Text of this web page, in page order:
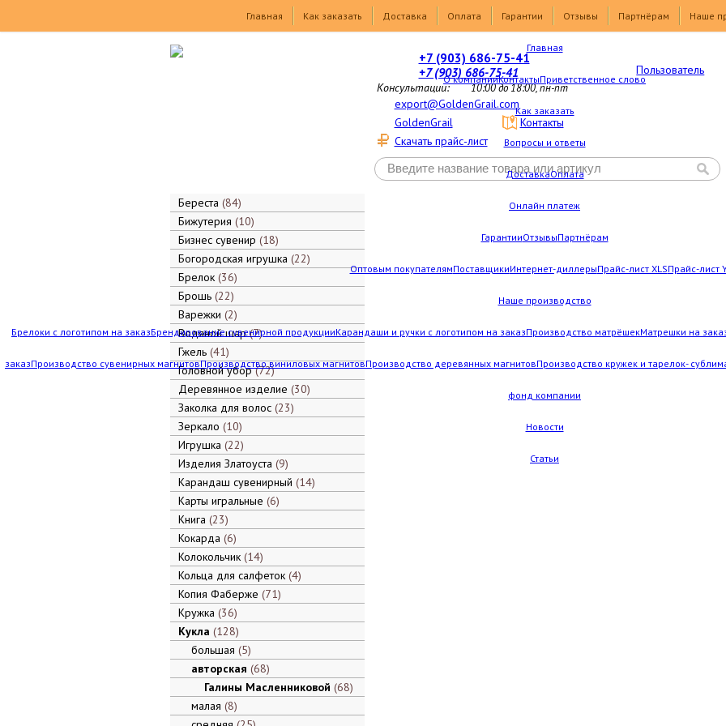
Главная
Как заказать Доставка Оплата Гарантии Отзывы Партнёрам Наше
Главная
О компанииКонтактыПриветственное слово
Как заказать
Вопросы и ответы
ДоставкаОплата
Онлайн платеж
ГарантииОтзывыПартнёрам
Оптовым покупателямПоставщикиИнтернет-диллерыПрайс-лист XLSПрайс-лист
Наше производство
Брелоки с логотипом на заказБрендирование сувенирной продукцииКарандаши и ручки с логотипом на заказПроизводство матрёшекМатрешки на
заказПроизводство сувенирных магнитовПроизводство виниловых магнитовПроизводство деревянных магнитовПроизводство кружек и тарелок-
фонд компании
Новости
Статьи
+7 (903) 686-75-41
+7 (903) 686-75-41
Консультации: 10:00 до 18:00, пн-пт
export@GoldenGrail.com
GoldenGrail
Скачать прайс-лист
Контакты
Пользователь
Береста 84
Бижутерия 10
Бизнес сувенир 18
Богородская игрушка 22
Брелок 36
Брошь 22
Варежки 2
Водяной шар 7
Гжель 41
Головной убор 72
Деревянное изделие 30
Заколка для волос 23
Зеркало 10
Игрушка 22
Изделия Златоуста 9
Карандаш сувенирный 14
Карты игральные 6
Книга 23
Кокарда 6
Колокольчик 14
Кольца для салфеток 4
Копия Фаберже 71
Кружка 36
Кукла 128
большая 5
авторская 68
Галины Масленниковой 68
малая 8